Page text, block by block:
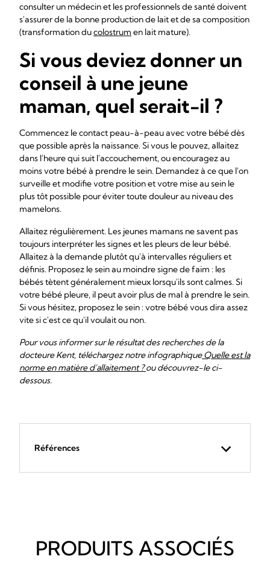
consulter un médecin et les professionnels de santé doivent
s'assurer de la bonne production de lait et de sa composition
(transformation ducolostrum en lait mature).
Si vous deviez donner un
conseil à une jeune
maman, quel serait-il ?
Commencez le contact peau-à-peau avec votre bébé dès
que possible après la naissance. Si vous le pouvez, allaitez
dans l'heure qui suit l'accouchement, ou encouragez au
moins votre bébé à prendre le sein. Demandez à ce que l'on
surveille et modifie votre position et votre mise au sein le
plus tôt possible pour éviter toute douleur au niveau des
mamelons.
Allaitez régulièrement. Les jeunes mamans ne savent pas
toujours interpréter les signes et les pleurs de leur bébé.
Allaitez à la demande plutôt qu'à intervalles réguliers et
définis. Proposez le sein au moindre signe de faim : les
bébés tètent généralement mieux lorsqu'ils sont calmes. Si
votre bébé pleure, il peut avoir plus de mal à prendre le sein.
Si vous hésitez, proposez le sein : votre bébé vous dira assez
vite si c'est ce qu'il voulait ou non.
Pour vous informer sur le résultat des recherches de la
docteure Kent, téléchargez notre infographique Quelle est la
norme en matière d'allaitement ? ou découvrez-le ci-
dessous.
Références
PRODUITS ASSOCIÉS